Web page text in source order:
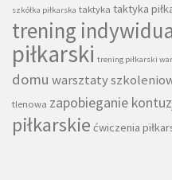
szkółka piłkarska taktyka taktyka
trening
piłkarski trening piłkarski
domu warsztaty
tlenowa zapobieganie
piłkarskie ćwiczenia